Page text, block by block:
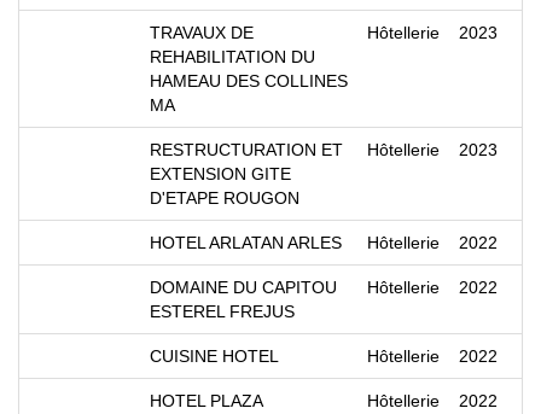
TRAVAUX DE
REHABILITATION DU
HAMEAU DES COLLINES
MA
Hôtellerie 2023
RESTRUCTURATION ET
EXTENSION GITE
D'ETAPE ROUGON
Hôtellerie 2023
HOTEL ARLATAN ARLES Hôtellerie 2022
DOMAINE DU CAPITOU
ESTEREL FREJUS
Hôtellerie 2022
CUISINE HOTEL Hôtellerie 2022
HOTEL PLAZA Hôtellerie 2022